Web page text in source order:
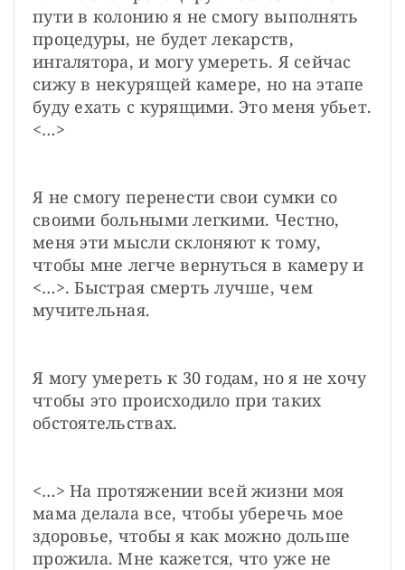
пути в колонию я не смогу выполнять
процедуры, не будет лекарств,
ингалятора, и могу умереть. Я сейчас
сижу в некурящей камере, но на этапе
буду ехать с курящими. Это меня убьет.
<…>
Я не смогу перенести свои сумки со
своими больными легкими. Честно,
меня эти мысли склоняют к тому,
чтобы мне легче вернуться в камеру и
<…>. Быстрая смерть лучше, чем
мучительная.
Я могу умереть к 30 годам, но я не хочу
чтобы это происходило при таких
обстоятельствах.
<…> На протяжении всей жизни моя
мама делала все, чтобы уберечь мое
здоровье, чтобы я как можно дольше
прожила. Мне кажется, что уже не